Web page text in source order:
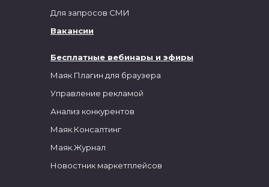
Бесплатные вебинары и эфиры
Маяк Плагин для браузера
Управление рекламой
Анализ конкурентов
Маяк.Консалтинг
Маяк.Журнал
Новостник маркетплейсов
Для запросов СМИ
Вакансии